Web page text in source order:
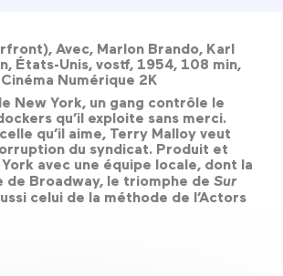
Avec, Marlon Brando, Karl
États-Unis, vostf, 1954, 108 min,
Numérique 2K
New York, un gang contrôle le
qu’il exploite sans merci.
qu’il aime, Terry Malloy veut
du syndicat. Produit et
avec une équipe locale, dont la
de Broadway, le triomphe de Sur
celui de la méthode de l’Actors